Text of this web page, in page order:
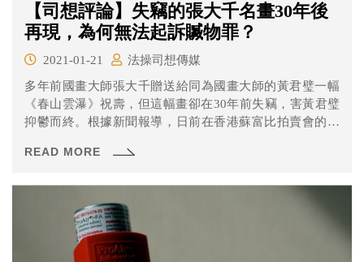
【司想評論】失竊的張大千名畫30年後
再現，為何無法起訴贓物罪？
2021-01-21
法操司想傳媒
多年前國畫大師張大千贈送給同為國畫大師的黃君璧一幅
《春山雲瀑》祝壽，但這幅畫卻在30年前失竊，害黃君璧
抑鬱而終。根據新聞報導，日前在香港蘇富比拍賣會的型
人低價收購之後再轉賣給中國收藏家，收藏家再拿出來拍
READ MORE